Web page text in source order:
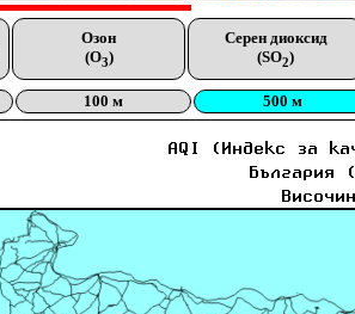
Озон
(O3)
Серен диоксид
(SO2)
100 м 500 м